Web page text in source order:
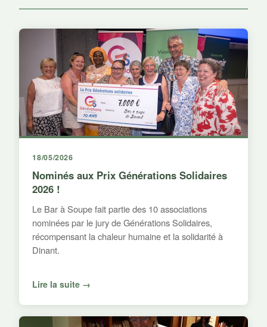
18/05/2026
Nominés aux Prix Générations Solidaires
2026 !
Le Bar à Soupe fait partie des 10 associations
nominées par le jury de Générations Solidaires,
récompensant la chaleur humaine et la solidarité à
Dinant.
Lire la suite →